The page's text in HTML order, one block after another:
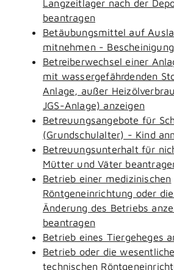
Langzeitlager nach der
beantragen
Betäubungsmittel auf
mitnehmen -
Betreiberwechsel einer
mit wassergefährdenden
Anlage, außer
JGS-Anlage) anzeigen
Betreuungsangebote für
(Grundschulalter) - Kind
Betreuungsunterhalt für
Mütter und Väter
Betrieb einer medizinischen
Röntgeneinrichtung oder
Änderung des Betriebs
beantragen
Betrieb eines Tiergeheges
Betrieb oder die
technischen